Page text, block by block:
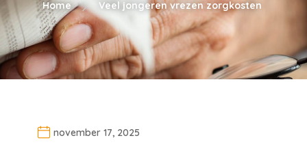
Home Veel jongeren vrezen zorgkosten
november 17, 2025